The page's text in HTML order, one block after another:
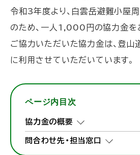
令和3年度より、白雲岳避難小屋
のため、一人1,000円の協力金を
ご協力いただいた協力金は、登山
に利用させていただいています。
ページ内目次
協力金の概要
問合わせ先・担当窓口